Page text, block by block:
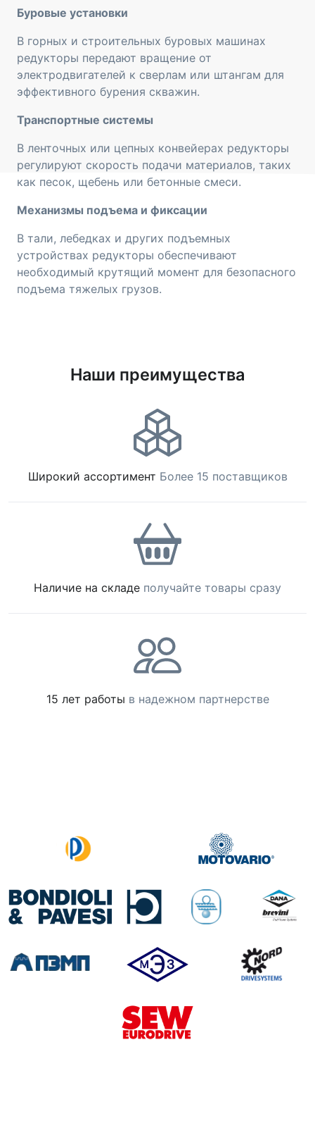
Буровые установки
В горных и строительных буровых машинах
редукторы передают вращение от
электродвигателей к сверлам или штангам для
эффективного бурения скважин.
Транспортные системы
В ленточных или цепных конвейерах редукторы
регулируют скорость подачи материалов, таких
как песок, щебень или бетонные смеси.
Механизмы подъема и фиксации
В тали, лебедках и других подъемных
устройствах редукторы обеспечивают
необходимый крутящий момент для безопасного
подъема тяжелых грузов.
Наши преимущества
Широкий ассортимент Более 15 поставщиков
Наличие на складе получайте товары сразу
15 лет работы в надежном партнерстве